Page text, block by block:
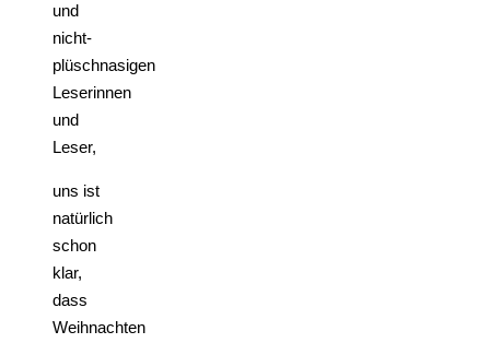
und
nicht-
plüschnasigen
Leserinnen
und
Leser,
uns ist
natürlich
schon
klar,
dass
Weihnachten